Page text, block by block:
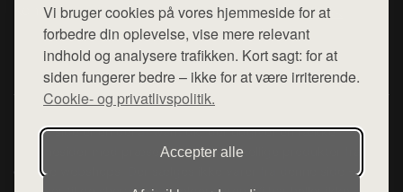
Vi bruger cookies på vores hjemmeside for at
forbedre din oplevelse, vise mere relevant
indhold og analysere trafikken. Kort sagt: for at
siden fungerer bedre – ikke for at være irriterende.
Cookie- og privatlivspolitik.
Accepter alle
Kontakt
Mail:hej@want.dk
Cookie- og privatlivspolitik
Denne side er en del af want.dk, der udgiver en række
hjemmesider med præsentation af forskellige produkter fra
diverse webshops. Der sælges ikke varer fra denne side - vi